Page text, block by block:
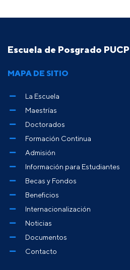
Escuela de Posgrado PUCP
MAPA DE SITIO
La Escuela
Maestrías
Doctorados
Formación Continua
Admisión
Información para Estudiantes
Becas y Fondos
Beneficios
Internacionalización
Noticias
Documentos
Contacto